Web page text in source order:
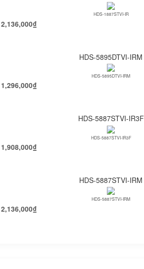
HDS-1887STVI-IR
2,136,000₫
HDS-5895DTVI-IRM
HDS-5895DTVI-IRM
1,296,000₫
HDS-5887STVI-IR3F
HDS-5887STVI-IR3F
1,908,000₫
HDS-5887STVI-IRM
HDS-5887STVI-IRM
2,136,000₫